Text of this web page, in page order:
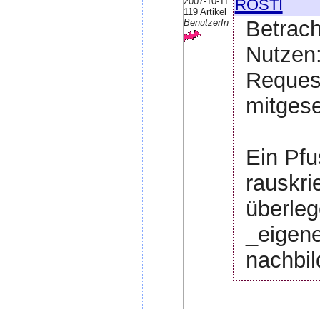
119 Artikel
BenutzerIn
Ein